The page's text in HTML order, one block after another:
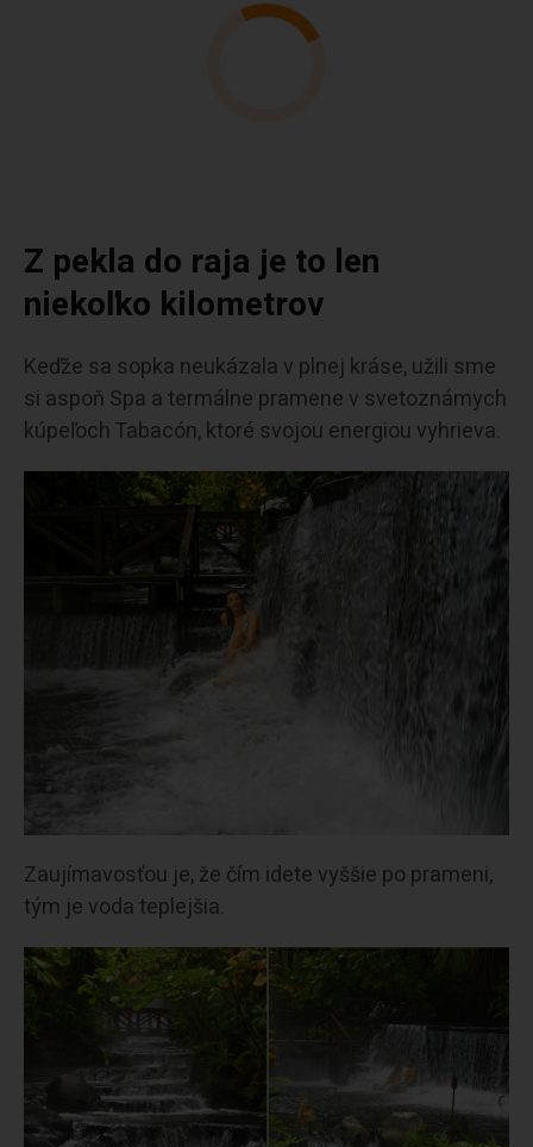
Z pekla do raja je to len
niekoľko kilometrov
Keďže sa sopka neukázala v plnej kráse, užili sme
si aspoň Spa a termálne pramene v svetoznámych
kúpeľoch Tabacón, ktoré svojou energiou vyhrieva.
Zaujímavosťou je, že čím idete vyššie po prameni,
tým je voda teplejšia.